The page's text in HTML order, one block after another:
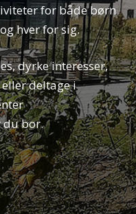
for både børn
hver for sig.
dyrke interesser,
deltage i
du bor.